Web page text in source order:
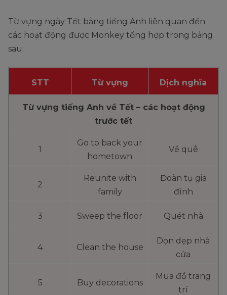
Từ vựng ngày Tết bằng tiếng Anh liên quan đến
các hoạt động được Monkey tổng hợp trong bảng
sau:
STT Từ vựng Dịch nghĩa
Từ vựng tiếng Anh về Tết – các hoạt động
trước tết
1
Go to back your
hometown
Về quê
2
Reunite with
family
Đoàn tụ gia
đình
3 Sweep the floor Quét nhà
4 Clean the house
Dọn dẹp nhà
cửa
5 Buy decorations
Mua đồ trang
trí